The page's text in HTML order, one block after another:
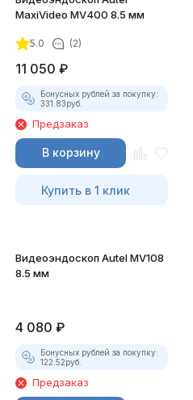
MaxiVideo MV400 8.5 мм
5.0 (2)
11 050 ₽
Бонусных рублей за покупку:
331.83руб.
Предзаказ
В корзину
Купить в 1 клик
Видеоэндоскоп Autel MV108
8.5 мм
4 080 ₽
Бонусных рублей за покупку:
122.52руб.
Предзаказ